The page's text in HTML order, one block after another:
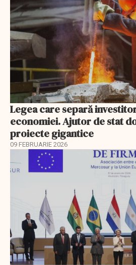
Legea care separă
economiei. Ajutor de stat
proiecte gigantice
09 FEBRUARIE 2026